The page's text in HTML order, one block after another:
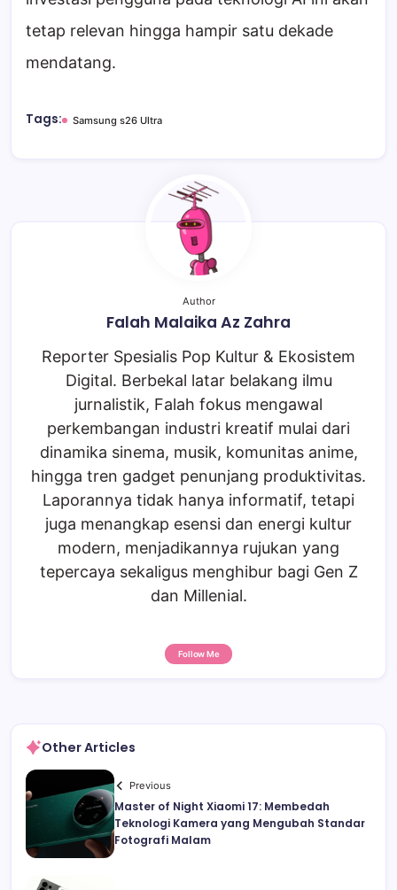
tetap relevan hingga hampir satu dekade
mendatang.
Tags: Samsung s26 Ultra
Author
Falah Malaika Az Zahra
Reporter Spesialis Pop Kultur & Ekosistem
Digital. Berbekal latar belakang ilmu
jurnalistik, Falah fokus mengawal
perkembangan industri kreatif mulai dari
dinamika sinema, musik, komunitas anime,
hingga tren gadget penunjang produktivitas.
Laporannya tidak hanya informatif, tetapi
juga menangkap esensi dan energi kultur
modern, menjadikannya rujukan yang
tepercaya sekaligus menghibur bagi Gen Z
dan Millenial.
Follow Me
Other Articles
Previous
Master of Night Xiaomi 17: Membedah
Teknologi Kamera yang Mengubah Standar
Fotografi Malam